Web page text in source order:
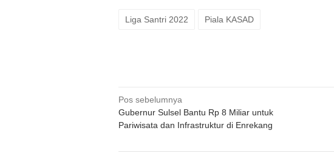
Liga Santri 2022 Piala KASAD
Navigasi
pos
Pos sebelumnya
Gubernur Sulsel Bantu Rp 8 Miliar untuk
Pariwisata dan Infrastruktur di Enrekang